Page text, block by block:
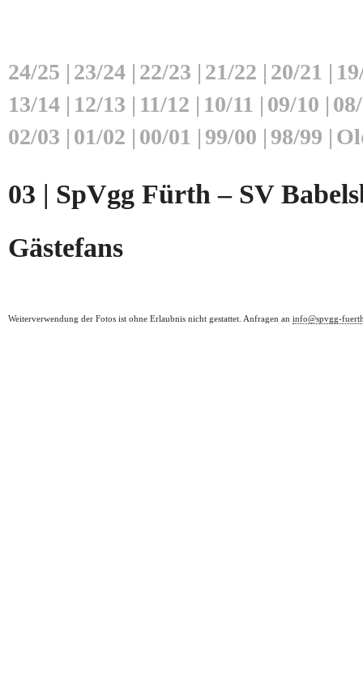
24/25 | 23/24 | 22/23 | 21/22 | 20/21 |
13/14 | 12/13 | 11/12 | 10/11 | 09/10 |
02/03 | 01/02 | 00/01 | 99/00 | 98/99 |
03 | SpVgg Fürth – SV
Gästefans
Weiterverwendung der Fotos ist ohne Erlaubnis nicht gestattet. Anfragen an info@spvgg-